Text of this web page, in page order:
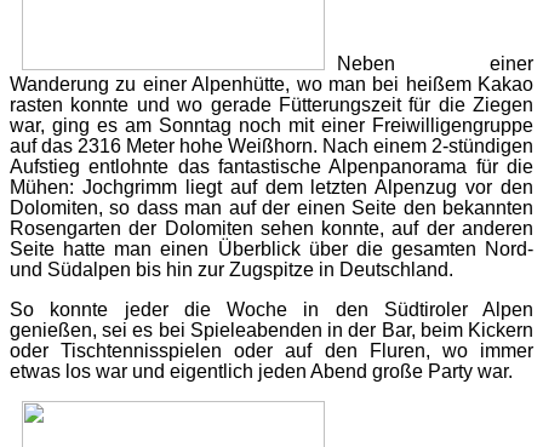
Neben einer
Wanderung zu einer Alpenhütte, wo man bei heißem Kakao
rasten konnte und wo gerade Fütterungszeit für die Ziegen
war, ging es am Sonntag noch mit einer Freiwilligengruppe
auf das 2316 Meter hohe Weißhorn. Nach einem 2-stündigen
Aufstieg entlohnte das fantastische Alpenpanorama für die
Mühen: Jochgrimm liegt auf dem letzten Alpenzug vor den
Dolomiten, so dass man auf der einen Seite den bekannten
Rosengarten der Dolomiten sehen konnte, auf der anderen
Seite hatte man einen Überblick über die gesamten Nord-
und Südalpen bis hin zur Zugspitze in Deutschland.
So konnte jeder die Woche in den Südtiroler Alpen
genießen, sei es bei Spieleabenden in der Bar, beim Kickern
oder Tischtennisspielen oder auf den Fluren, wo immer
etwas los war und eigentlich jeden Abend große Party war.